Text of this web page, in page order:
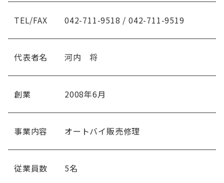
TEL/FAX 042-711-9518 / 042-711-9519
代表者名 河内 将
創業 2008年6月
事業内容 オートバイ販売修理
従業員数 5名